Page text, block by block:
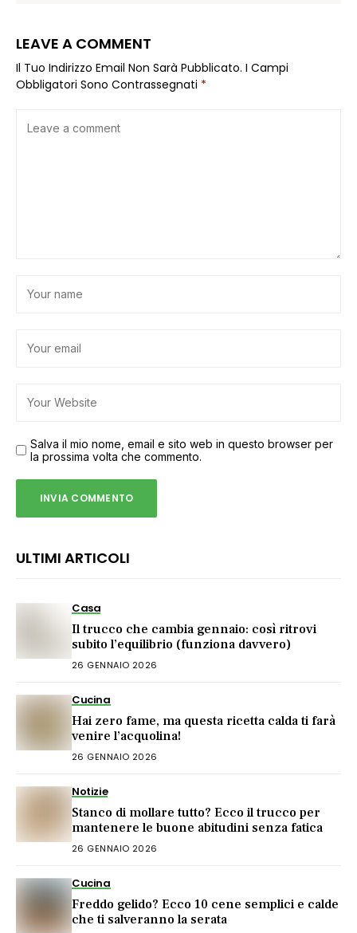
LEAVE A COMMENT
Il Tuo Indirizzo Email Non Sarà Pubblicato. I Campi
Obbligatori Sono Contrassegnati *
Salva il mio nome, email e sito web in questo browser per
la prossima volta che commento.
ULTIMI ARTICOLI
Casa
Il trucco che cambia gennaio: così ritrovi
subito l’equilibrio (funziona davvero)
26 GENNAIO 2026
Cucina
Hai zero fame, ma questa ricetta calda ti farà
venire l’acquolina!
26 GENNAIO 2026
Notizie
Stanco di mollare tutto? Ecco il trucco per
mantenere le buone abitudini senza fatica
26 GENNAIO 2026
Cucina
Freddo gelido? Ecco 10 cene semplici e calde
che ti salveranno la serata